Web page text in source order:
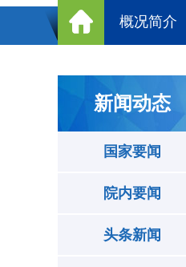
概况简介
新闻动态
国家要闻
院内要闻
头条新闻